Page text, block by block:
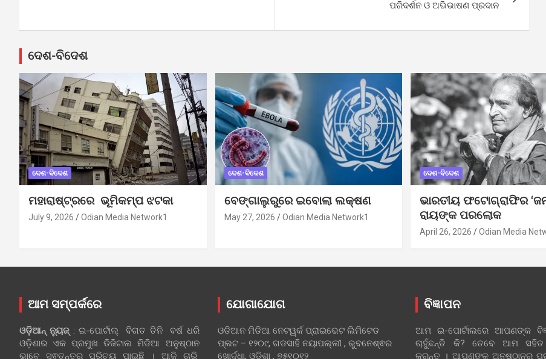
navigation
ପରିଦର୍ଶନ ଓ ଅଭିଭାଷଣ ପ୍ରଦାନ
ଦେଶ-ବିଦେଶ
ଦେଶ-ବିଦେଶ
ମହାରାଷ୍ଟ୍ରରେ ଭୂମିକମ୍ପ ଝଟକା
July 9, 2026 Odian Media Network1
ଦେଶ-ବିଦେଶ
ବେଙ୍ଗାଲୁରୁରେ ଇବୋଲା ଲକ୍ଷଣ
May 27, 2026 Odian Media Network1
ଦେଶ-ବିଦେଶ
ଭାରତୀୟ ଫଟୋଗ୍ରାଫିର
ରାୟଙ୍କ ପରଲୋକ
April 26, 2026 Odian Media
ଆମ ସମ୍ପର୍କରେ
ଓଡ଼ିଆନ୍‍ ନ୍ୟୁଜ୍‍: ଇ-ପୋର୍ଟାଲ୍ ବିଗତ ତିନି ବର୍ଷ ଧରି
ଓଡ଼ିଶାର ଏକ ପ୍ରମୁଖ ଡିଜିଟାଲ ମିଡିଆ ଅନୁଷ୍ଠାନ
ଭାବେ ସ୍ଵତନ୍ତ୍ର ପରିଚୟ ପାଇଛି । ଆଜି ଚାରି
ଯୋଗାଯୋଗ
ଓଡିଆନ ମିଡିଆ ନେଟୱର୍କ ପ୍ରାଇଭେଟ ଲିମିଟେଡ
ପ୍ଲଟ – ୧୨୦୯, ଗଡସାହି ନୟାପଲ୍ଲୀ , ଭୁବନେଶ୍ଵର
ଖୋର୍ଦ୍ଧା, ଓଡିଶା , ୭୫୧୦୧୨
ବିଜ୍ଞାପନ
ଆମ ଇ-ପୋର୍ଟାଲରେ ଆପଣଙ୍କ
ଚାହୁଁଛନ୍ତି କି? ତେବେ ଆମ
କରନ୍ତୁ । ଆପଣଙ୍କ ଅନୁଷ୍ଠାନର